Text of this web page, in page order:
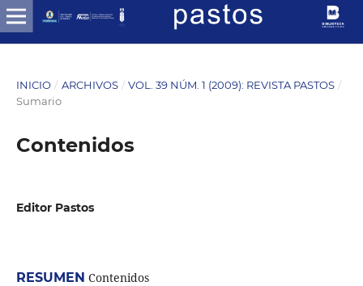
INICIO / ARCHIVOS / VOL. 39 NÚM. 1 (2009): REVISTA PASTOS /
Sumario
Contenidos
Editor Pastos
RESUMEN Contenidos